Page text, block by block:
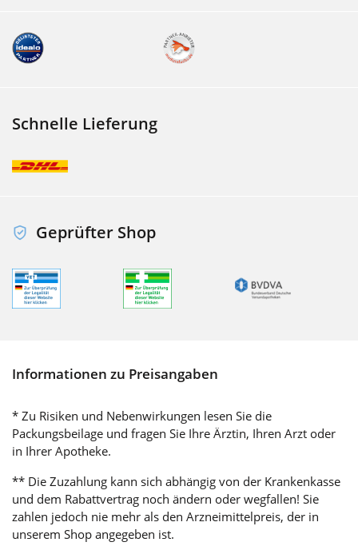
Schnelle Lieferung
Geprüfter Shop
Informationen zu Preisangaben
* Zu Risiken und Nebenwirkungen lesen Sie die
Packungsbeilage und fragen Sie Ihre Ärztin, Ihren Arzt oder
in Ihrer Apotheke.
** Die Zuzahlung kann sich abhängig von der Krankenkasse
und dem Rabattvertrag noch ändern oder wegfallen! Sie
zahlen jedoch nie mehr als den Arzneimittelpreis, der in
unserem Shop angegeben ist.